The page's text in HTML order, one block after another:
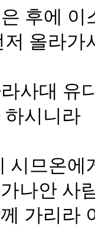
후에 이
올라
사대 유
하시니라
므온에
나안 사
가리라